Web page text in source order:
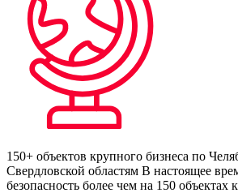
150+ объектов крупного бизнеса по
Свердловской областям В настоящее
безопасность более чем на 150 объектах